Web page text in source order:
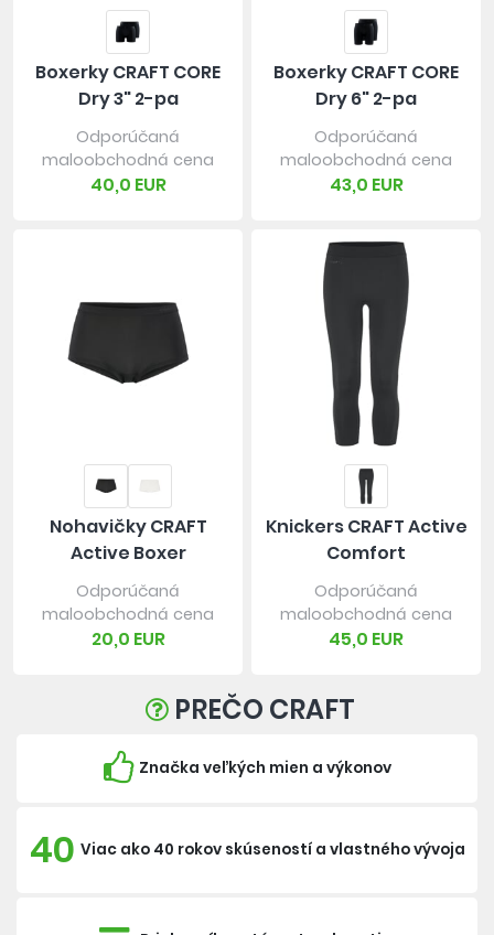
Boxerky CRAFT CORE
Dry 3" 2-pa
Odporúčaná
maloobchodná cena
40,0 EUR
Boxerky CRAFT CORE
Dry 6" 2-pa
Odporúčaná
maloobchodná cena
43,0 EUR
Nohavičky CRAFT
Active Boxer
Odporúčaná
maloobchodná cena
20,0 EUR
Knickers CRAFT Active
Comfort
Odporúčaná
maloobchodná cena
45,0 EUR
PREČO CRAFT
Značka veľkých mien a výkonov
40 Viac ako 40 rokov skúseností a vlastného vývoja